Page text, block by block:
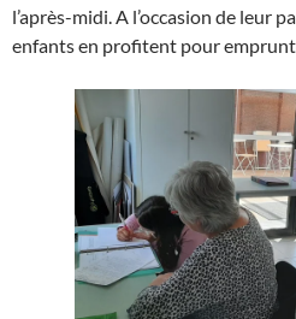
l’après-midi. A l’occasion de leur
enfants en profitent pour